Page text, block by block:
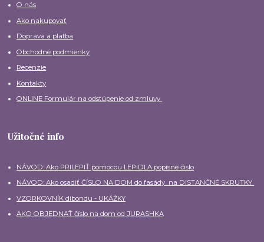
O nás
Ako nakupovať
Doprava a platba
Obchodné podmienky
Recenzie
Kontakty
ONLINE Formulár na odstúpenie od zmluvy
Užitočné info
NÁVOD: Ako PRILEPIŤ pomocou LEPIDLA popisné číslo
NÁVOD: Ako osadiť ČÍSLO NA DOM do fasády na DISTANČNÉ SKRUTKY
VZORKOVNÍK dibondu - UKÁŽKY
AKO OBJEDNAŤ číslo na dom od JURASHKA